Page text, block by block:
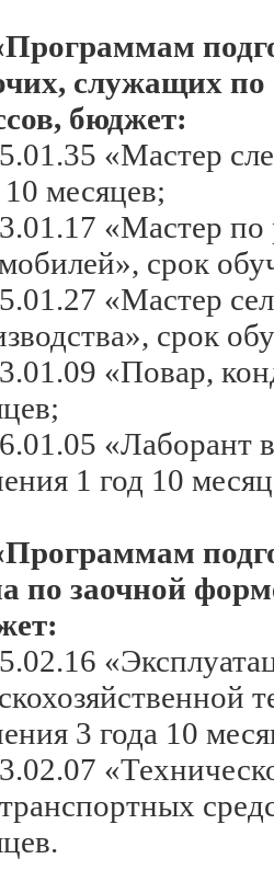
служащих по
бюджет:
«Мастер
10 месяцев;
«Мастер
срок
«Мастер
срок
«Повар,
«Лаборант
1 год 10
по заочной
3 года 10